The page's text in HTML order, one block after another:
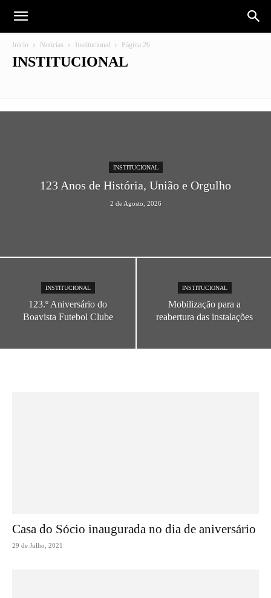
Início Notícias Institucional Página 26
INSTITUCIONAL
INSTITUCIONAL
123 Anos de História, União e Orgulho
2 de Agosto, 2026
INSTITUCIONAL
123.º Aniversário do
Boavista Futebol Clube
INSTITUCIONAL
Mobilização para a
reabertura das instalações
Casa do Sócio inaugurada no dia de aniversário
29 de Julho, 2021